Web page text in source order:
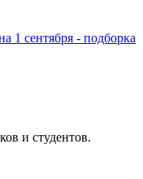
1 сентября - подборка
и студентов.